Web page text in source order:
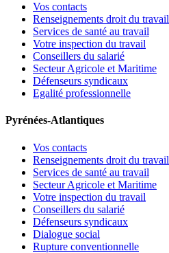
Vos contacts
Renseignements droit du travail
Services de santé au travail
Votre inspection du travail
Conseillers du salarié
Secteur Agricole et Maritime
Défenseurs syndicaux
Egalité professionnelle
Pyrénées-Atlantiques
Vos contacts
Renseignements droit du travail
Services de santé au travail
Secteur Agricole et Maritime
Votre inspection du travail
Conseillers du salarié
Défenseurs syndicaux
Dialogue social
Rupture conventionnelle